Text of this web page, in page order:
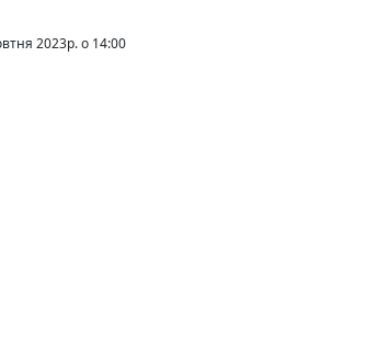
2023р. о 14:00